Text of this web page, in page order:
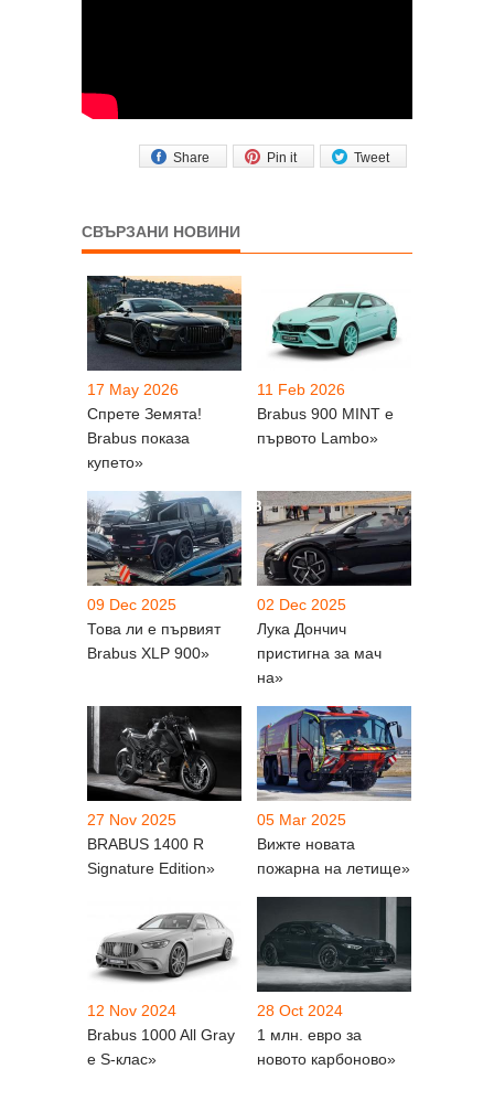
Tweet
Pin it
Share
СВЪРЗАНИ НОВИНИ
17 May 2026
Спрете Земята!
Brabus показа
купето»
11 Feb 2026
Brabus 900 MINT е
първото Lambo»
09 Dec 2025
Това ли е първият
Brabus XLP 900»
02 Dec 2025
Лука Дончич
пристигна за мач
на»
27 Nov 2025
BRABUS 1400 R
Signature Edition»
05 Mar 2025
Вижте новата
пожарна на летище»
12 Nov 2024
Brabus 1000 All Gray
е S-клас»
28 Oct 2024
1 млн. евро за
новото карбоново»